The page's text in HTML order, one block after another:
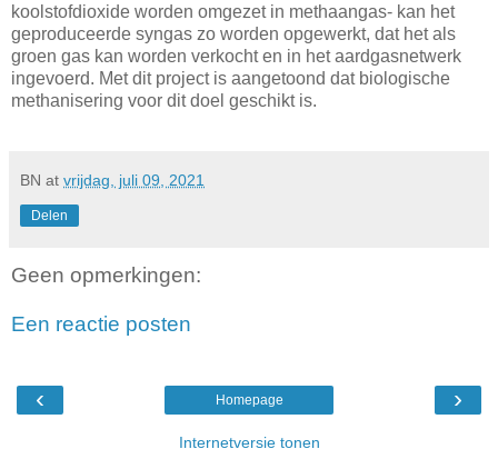
koolstofdioxide worden omgezet in methaangas- kan het
geproduceerde syngas zo worden opgewerkt, dat het als
groen gas kan worden verkocht en in het aardgasnetwerk
ingevoerd. Met dit project is aangetoond dat biologische
methanisering voor dit doel geschikt is.
BN at vrijdag, juli 09, 2021
Delen
Geen opmerkingen:
Een reactie posten
‹ ›
Homepage
Internetversie tonen